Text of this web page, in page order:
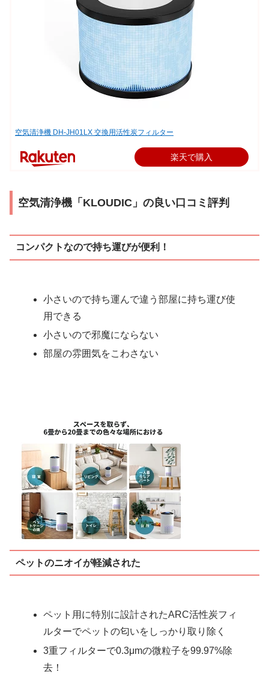
空気清浄機 DH-JH01LX 交換用活性炭フィルター
楽天で購入
空気清浄機「KLOUDIC」の良い口コミ評判
コンパクトなので持ち運びが便利！
小さいので持ち運んで違う部屋に持ち運び使
用できる
小さいので邪魔にならない
部屋の雰囲気をこわさない
ペットのニオイが軽減された
ペット用に特別に設計されたARC活性炭フィ
ルターでペットの匂いをしっかり取り除く
3重フィルターで0.3μmの微粒子を99.97%除
去！